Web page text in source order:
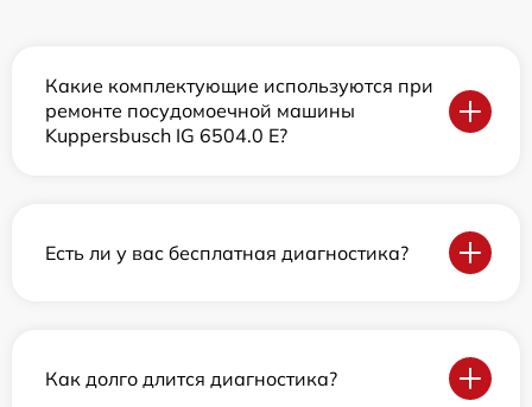
Какие комплектующие используются при
ремонте посудомоечной машины
Kuppersbusch IG 6504.0 E?
Есть ли у вас бесплатная диагностика?
Как долго длится диагностика?